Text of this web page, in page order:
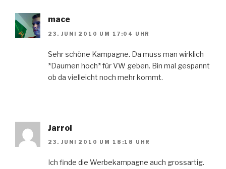
mace
23. JUNI 2010 UM 17:04 UHR
Sehr schöne Kampagne. Da muss man wirklich
*Daumen hoch* für VW geben. Bin mal gespannt
ob da vielleicht noch mehr kommt.
Jarrol
23. JUNI 2010 UM 18:18 UHR
Ich finde die Werbekampagne auch grossartig.